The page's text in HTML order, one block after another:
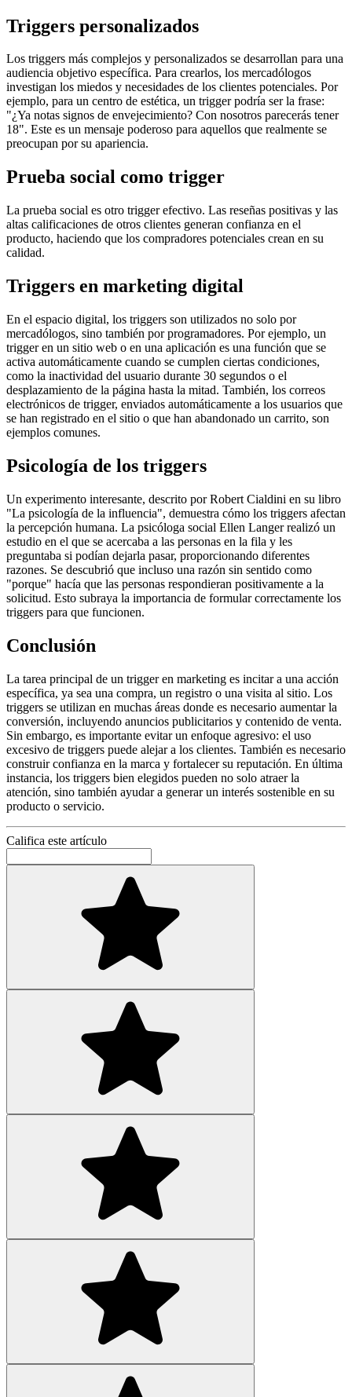
Triggers personalizados
Los triggers más complejos y personalizados se desarrollan para una
audiencia objetivo específica. Para crearlos, los mercadólogos
investigan los miedos y necesidades de los clientes potenciales. Por
ejemplo, para un centro de estética, un trigger podría ser la frase:
"¿Ya notas signos de envejecimiento? Con nosotros parecerás tener
18". Este es un mensaje poderoso para aquellos que realmente se
preocupan por su apariencia.
Prueba social como trigger
La prueba social es otro trigger efectivo. Las reseñas positivas y las
altas calificaciones de otros clientes generan confianza en el
producto, haciendo que los compradores potenciales crean en su
calidad.
Triggers en marketing digital
En el espacio digital, los triggers son utilizados no solo por
mercadólogos, sino también por programadores. Por ejemplo, un
trigger en un sitio web o en una aplicación es una función que se
activa automáticamente cuando se cumplen ciertas condiciones,
como la inactividad del usuario durante 30 segundos o el
desplazamiento de la página hasta la mitad. También, los correos
electrónicos de trigger, enviados automáticamente a los usuarios que
se han registrado en el sitio o que han abandonado un carrito, son
ejemplos comunes.
Psicología de los triggers
Un experimento interesante, descrito por Robert Cialdini en su libro
"La psicología de la influencia", demuestra cómo los triggers afectan
la percepción humana. La psicóloga social Ellen Langer realizó un
estudio en el que se acercaba a las personas en la fila y les
preguntaba si podían dejarla pasar, proporcionando diferentes
razones. Se descubrió que incluso una razón sin sentido como
"porque" hacía que las personas respondieran positivamente a la
solicitud. Esto subraya la importancia de formular correctamente los
triggers para que funcionen.
Conclusión
La tarea principal de un trigger en marketing es incitar a una acción
específica, ya sea una compra, un registro o una visita al sitio. Los
triggers se utilizan en muchas áreas donde es necesario aumentar la
conversión, incluyendo anuncios publicitarios y contenido de venta.
Sin embargo, es importante evitar un enfoque agresivo: el uso
excesivo de triggers puede alejar a los clientes. También es necesario
construir confianza en la marca y fortalecer su reputación. En última
instancia, los triggers bien elegidos pueden no solo atraer la
atención, sino también ayudar a generar un interés sostenible en su
producto o servicio.
Califica este artículo